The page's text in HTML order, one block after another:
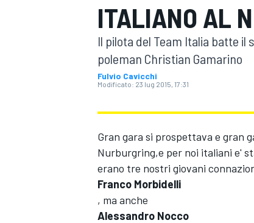
MOTOGP WEC
WRC
ITALIANO AL
Il pilota del Team Italia batte il
poleman Christian Gamarino
Fulvio Cavicchi
Modificato: 23 lug 2015, 17:31
Gran gara si prospettava e gran
Nurburgring,e per noi italiani e'
erano tre nostri giovani
Franco Morbidelli
, ma anche
Alessandro Nocco